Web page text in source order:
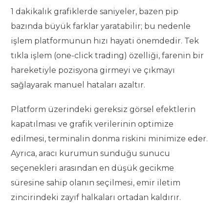
1 dakikalık grafiklerde saniyeler, bazen pip
bazında büyük farklar yaratabilir; bu nedenle
işlem platformunun hızı hayati önemdedir. Tek
tıkla işlem (one-click trading) özelliği, farenin bir
hareketiyle pozisyona girmeyi ve çıkmayı
sağlayarak manuel hataları azaltır.
Platform üzerindeki gereksiz görsel efektlerin
kapatılması ve grafik verilerinin optimize
edilmesi, terminalin donma riskini minimize eder.
Ayrıca, aracı kurumun sunduğu sunucu
seçenekleri arasından en düşük gecikme
süresine sahip olanın seçilmesi, emir iletim
zincirindeki zayıf halkaları ortadan kaldırır.